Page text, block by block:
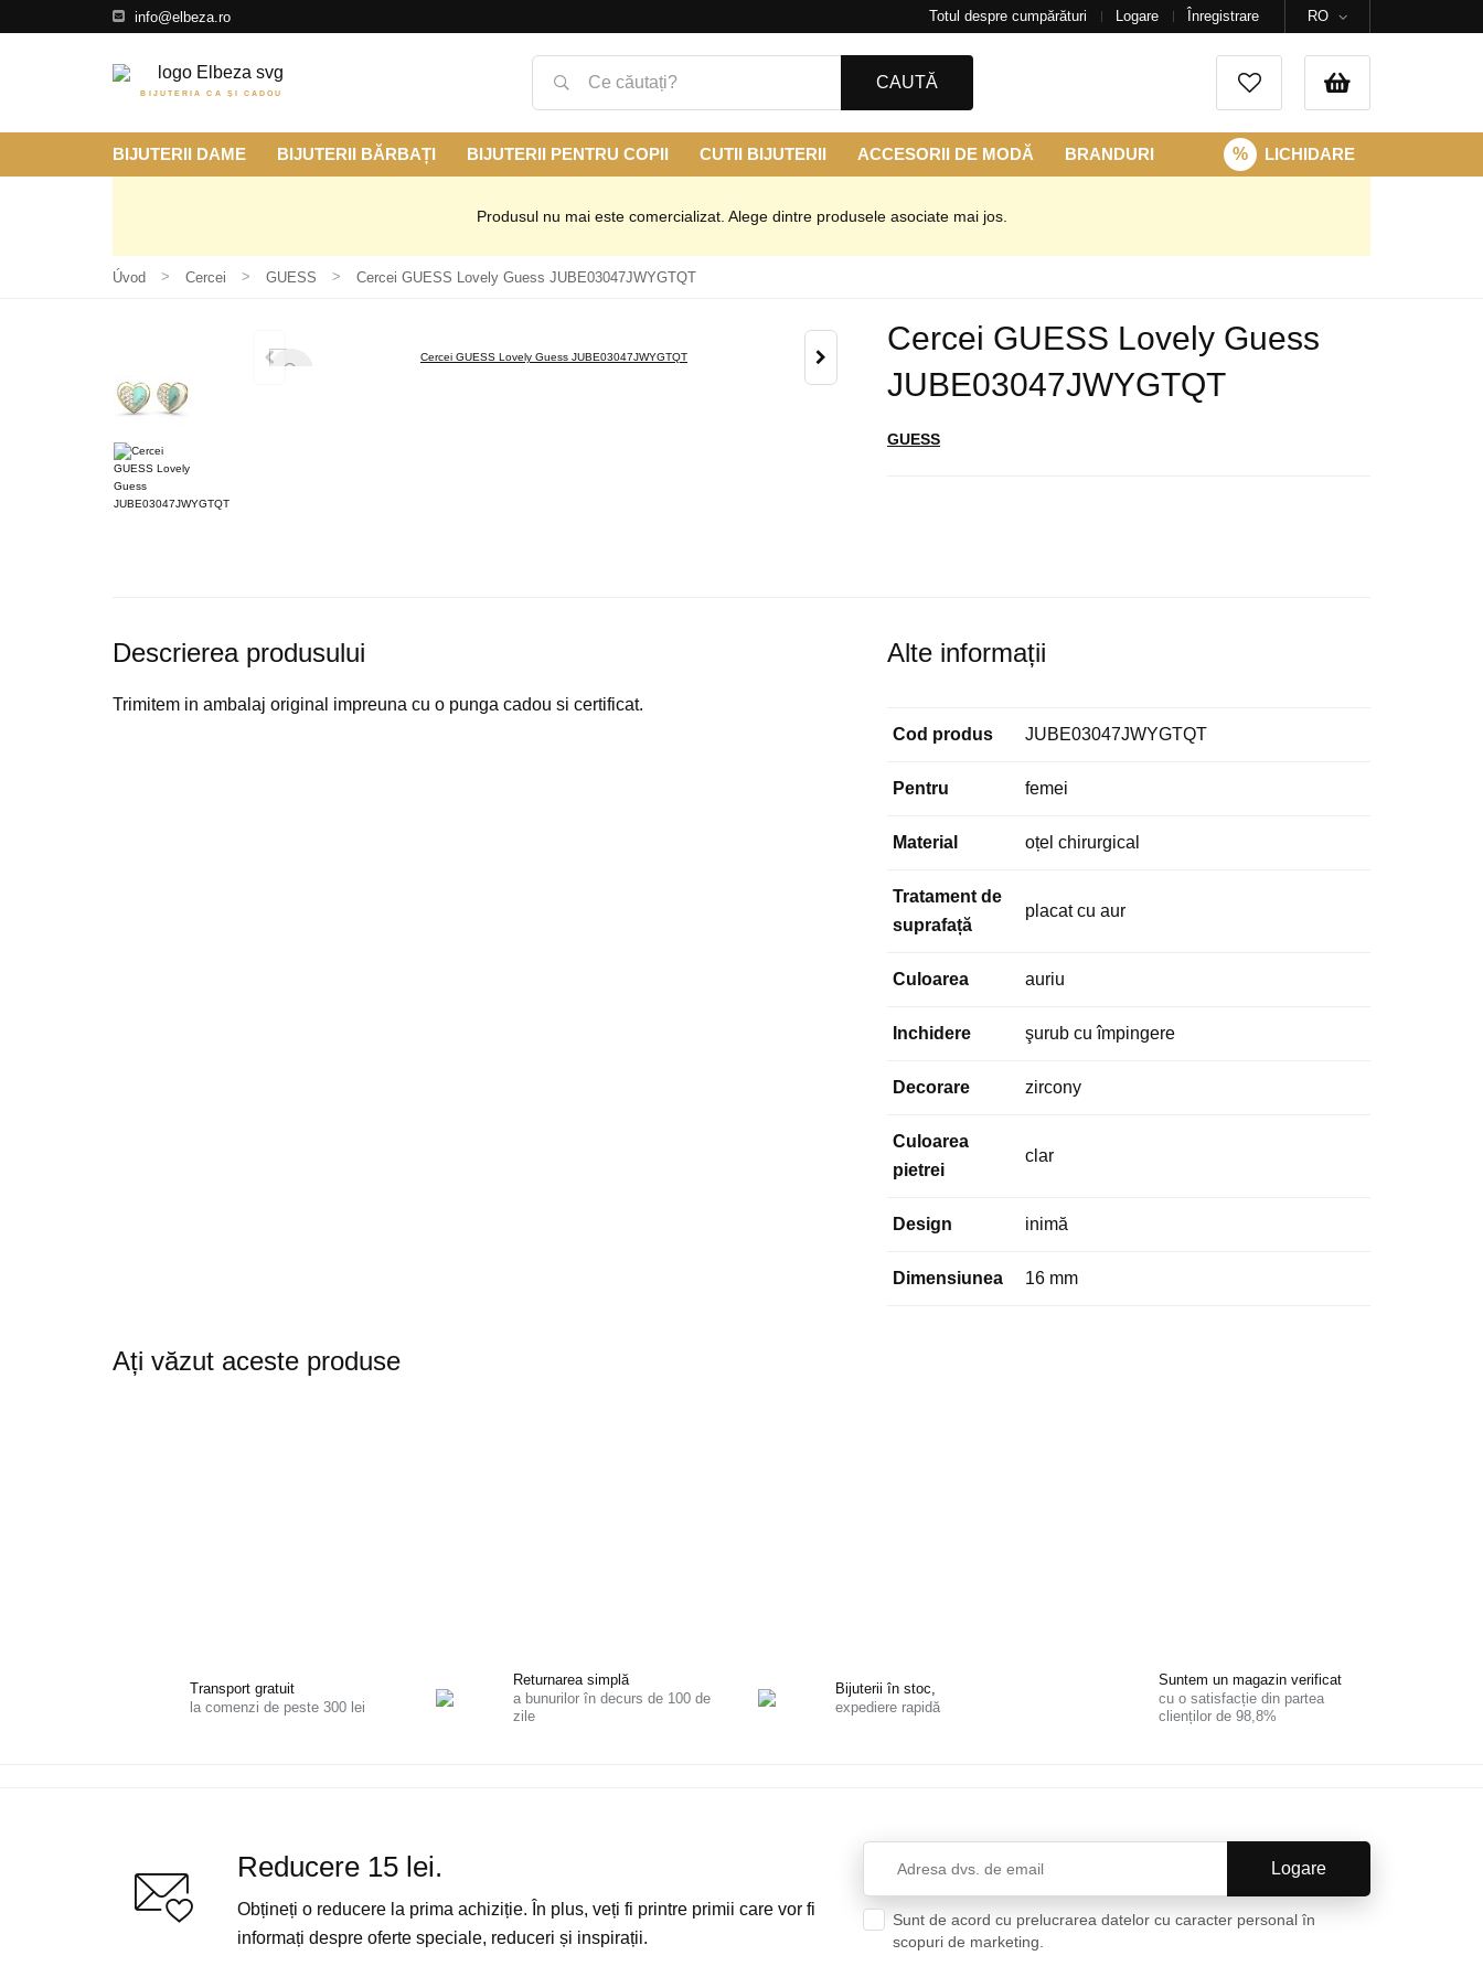
info@elbeza.ro Totul despre cumpărături Logare Înregistrare RO
BIJUTERIA CA ȘI CADOU
CAUTĂ
BIJUTERII DAME BIJUTERII BĂRBAȚI BIJUTERII PENTRU COPII CUTII BIJUTERII ACCESORII DE MODĂ BRANDURI % LICHIDARE
Produsul nu mai este comercializat. Alege dintre produsele asociate mai jos.
Úvod Cercei GUESS Cercei GUESS Lovely Guess JUBE03047JWYGTQT
Cercei GUESS Lovely Guess
JUBE03047JWYGTQT
GUESS
Descrierea produsului
Trimitem in ambalaj original impreuna cu o punga cadou si certificat.
Alte informații
Cod produs JUBE03047JWYGTQT
Pentru femei
Material oțel chirurgical
Tratament de
suprafață
placat cu aur
Culoarea auriu
Inchidere şurub cu împingere
Decorare zircony
Culoarea
pietrei
clar
Design inimă
Dimensiunea 16 mm
Ați văzut aceste produse
Transport gratuit
la comenzi de peste 300 lei
Returnarea simplă
a bunurilor în decurs de 100 de
zile
Bijuterii în stoc,
expediere rapidă
Suntem un magazin verificat
cu o satisfacție din partea
clienților de 98,8%
Reducere 15 lei.
Obțineți o reducere la prima achiziție. În plus, veți fi printre primii care vor fi
informați despre oferte speciale, reduceri și inspirații.
Sunt de acord cu prelucrarea datelor cu caracter personal în
scopuri de marketing.